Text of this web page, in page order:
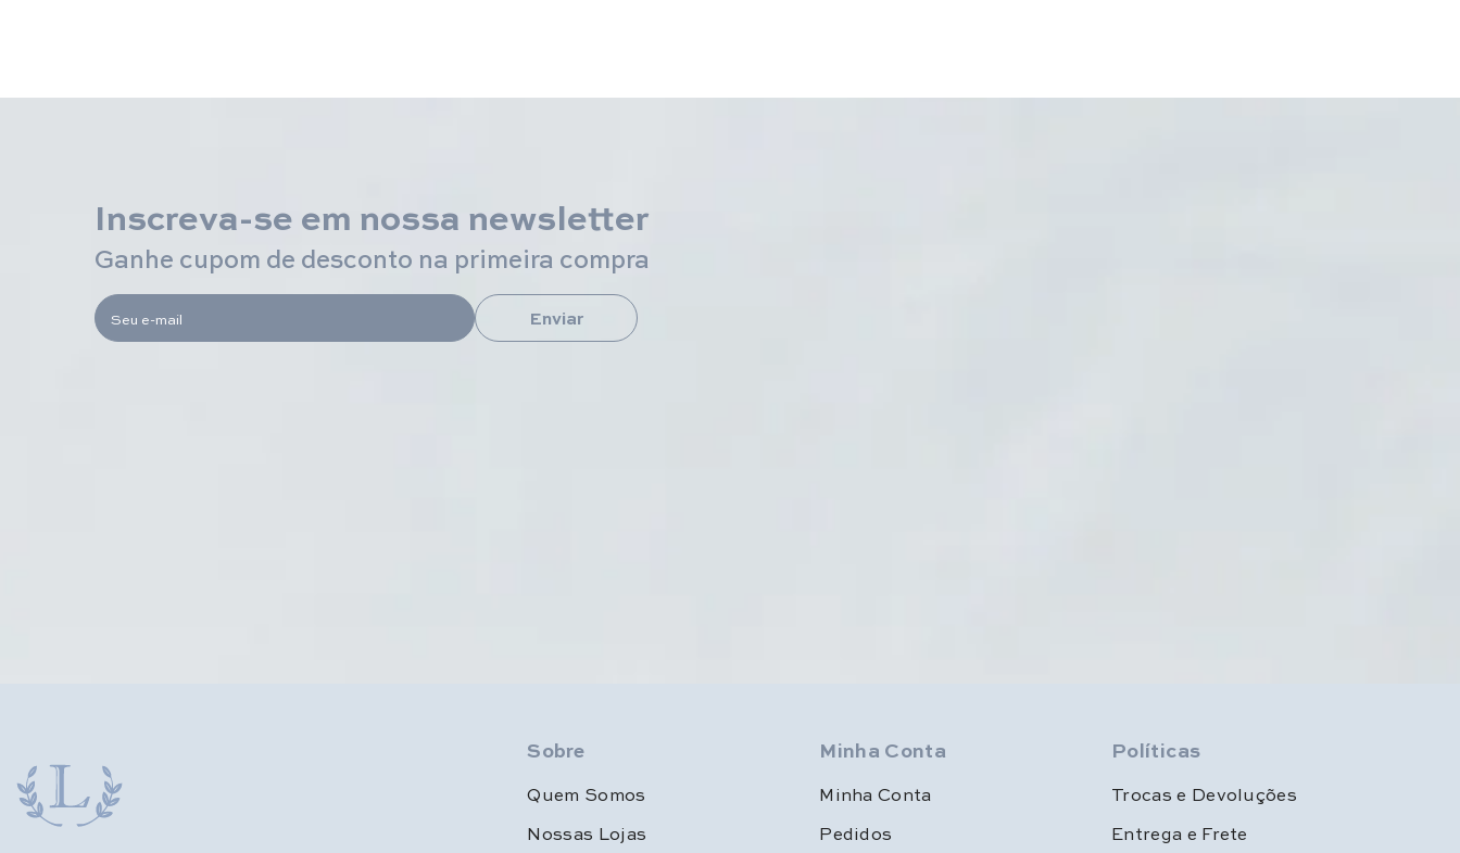
Inscreva-se em nossa newsletter
Ganhe cupom de desconto na primeira compra
Seu e-mail Enviar
Sobre
Quem Somos
Nossas Lojas
Minha Conta
Minha Conta
Pedidos
Políticas
Trocas e Devoluções
Entrega e Frete